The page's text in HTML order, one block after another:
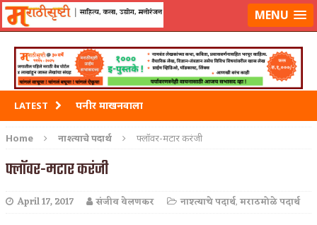
मराठीसृष्टीवर लॉग-इन करा MENU
LATEST पनीर माखनवाला
पावभाजी
इडली
Home नाश्त्याचे पदार्थ फ्लॉवर-मटार करंजी
फ्लॉवर-मटार करंजी
April 17, 2017 संजीव वेलणकर नाश्त्याचे पदार्थ,मराठमोळे पदार्थ